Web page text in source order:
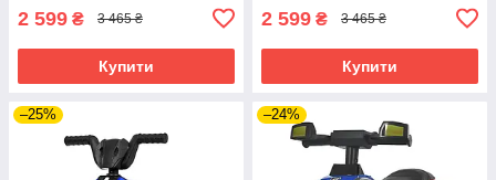
2 599 ₴ 3 465 ₴
Купити
2 599 ₴ 3 465 ₴
Купити
–25% –24%